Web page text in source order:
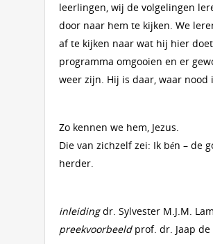
leerlingen, wij de volgelingen
door naar hem te kijken. We
af te kijken naar wat hij hier
programma omgooien en er
weer zijn. Hij is daar, waar nood
Zo kennen we hem, Jezus.
Die van zichzelf zei: Ik bén – de
herder.
inleidingdr. Sylvester M.J.M.
preekvoorbeeld prof. dr. Jaap de